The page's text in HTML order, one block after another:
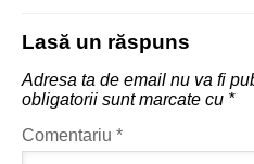
Lasă un răspuns
Adresa ta de email nu va fi
obligatorii sunt marcate cu *
Comentariu *